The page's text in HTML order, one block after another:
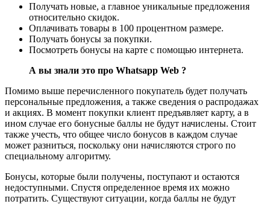
Получать новые, а главное уникальные предложения
относительно скидок.
Оплачивать товары в 100 процентном размере.
Получать бонусы за покупки.
Посмотреть бонусы на карте с помощью интернета.
А вы знали это про Whatsapp Web ?
Помимо выше перечисленного покупатель будет получать
персональные предложения, а также сведения о распродажах
и акциях. В момент покупки клиент предъявляет карту, а в
ином случае его бонусные баллы не будут начислены. Стоит
также учесть, что общее число бонусов в каждом случае
может разниться, поскольку они начисляются строго по
специальному алгоритму.
Бонусы, которые были получены, поступают и остаются
недоступными. Спустя определенное время их можно
потратить. Существуют ситуации, когда баллы не будут